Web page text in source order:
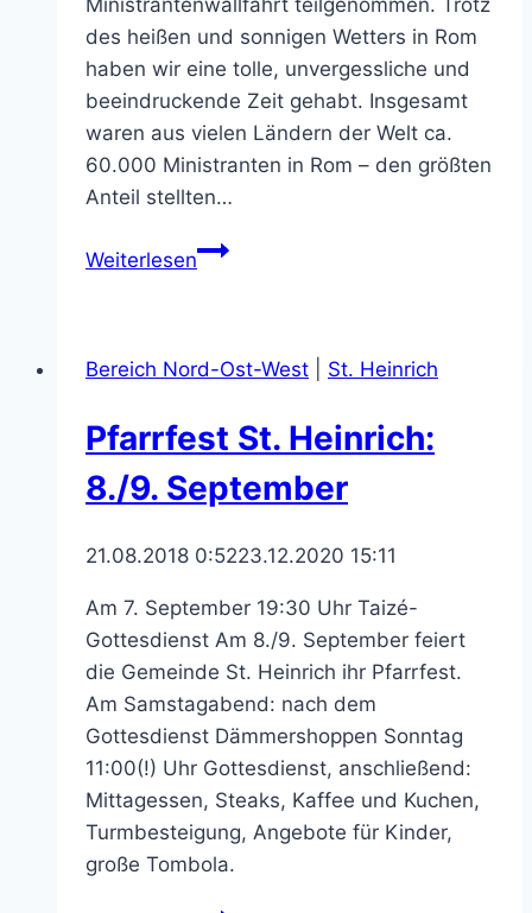
des heißen und sonnigen Wetters in Rom
haben wir eine tolle, unvergessliche und
beeindruckende Zeit gehabt. Insgesamt
waren aus vielen Ländern der Welt ca.
60.000 Ministranten in Rom – den größten
Anteil stellten…
WeiterlesenMinistranten
Bereich Nord-Ost-West
St. Heinrich
Pfarrfest St. Heinrich:
8./9. September
21.08.2018 0:5223.12.2020 15:11
Am 7. September 19:30 Uhr Taizé-
Gottesdienst Am 8./9. September feiert
die Gemeinde St. Heinrich ihr Pfarrfest.
Am Samstagabend: nach dem
Gottesdienst Dämmershoppen Sonntag
11:00(!) Uhr Gottesdienst, anschließend:
Mittagessen, Steaks, Kaffee und Kuchen,
Turmbesteigung, Angebote für Kinder,
große Tombola.